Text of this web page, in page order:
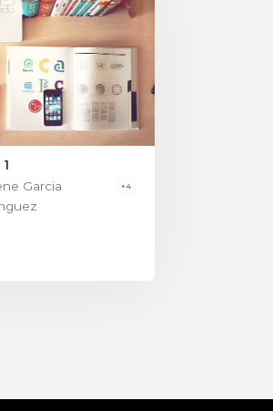
Garcia
+4